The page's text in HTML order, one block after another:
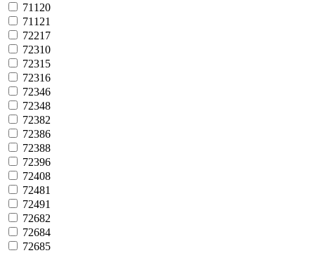
71120
71121
72217
72310
72315
72316
72346
72348
72382
72386
72388
72396
72408
72481
72491
72682
72684
72685